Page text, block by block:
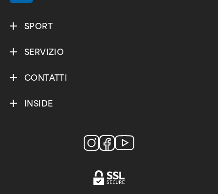
SPORT
SERVIZIO
CONTATTI
INSIDE